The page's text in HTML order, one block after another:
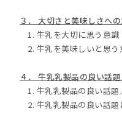
３． 大切さと美味しさへ
1. 牛乳を大切に思う意識
2. 牛乳を美味しいと思う
４． 牛乳乳製品の良い話
1. 牛乳乳製品の良い話題
2. 牛乳乳製品の良い話題